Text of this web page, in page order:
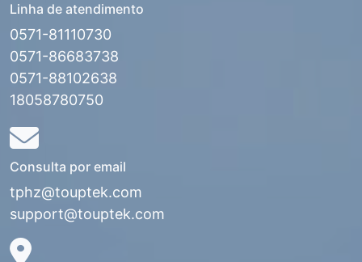
Linha de atendimento
0571-81110730
0571-86683738
0571-88102638
18058780750
Consulta por email
tphz@touptek.com
support@touptek.com